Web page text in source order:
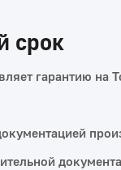
срок
гарантию на